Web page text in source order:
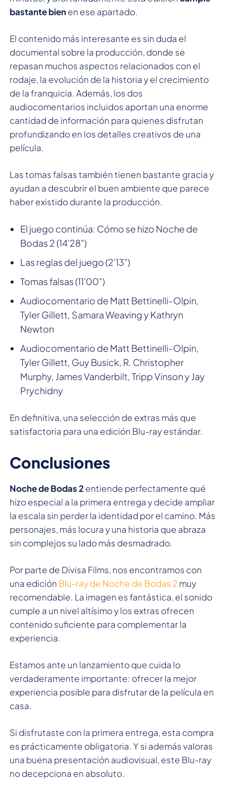
bastante bienen ese apartado.
El contenido más interesante es sin duda el
documental sobre la producción, donde se
repasan muchos aspectos relacionados con el
rodaje, la evolución de la historia y el crecimiento
de la franquicia. Además, los dos
audiocomentarios incluidos aportan una enorme
cantidad de información para quienes disfrutan
profundizando en los detalles creativos de una
película.
Las tomas falsas también tienen bastante gracia y
ayudan a descubrir el buen ambiente que parece
haber existido durante la producción.
El juego continúa: Cómo se hizo Noche de
Bodas 2 (14'28")
Las reglas del juego (2'13")
Tomas falsas (11'00")
Audiocomentario de Matt Bettinelli-Olpin,
Tyler Gillett, Samara Weaving y Kathryn
Newton
Audiocomentario de Matt Bettinelli-Olpin,
Tyler Gillett, Guy Busick, R. Christopher
Murphy, James Vanderbilt, Tripp Vinson y Jay
Prychidny
En definitiva, una selección de extras más que
satisfactoria para una edición Blu-ray estándar.
Conclusiones
Noche de Bodas 2entiende perfectamente qué
hizo especial a la primera entrega y decide ampliar
la escala sin perder la identidad por el camino. Más
personajes, más locura y una historia que abraza
sin complejos su lado más desmadrado.
Por parte de Divisa Films, nos encontramos con
una edición Blu-ray de Noche de Bodas 2 muy
recomendable. La imagen es fantástica, el sonido
cumple a un nivel altísimo y los extras ofrecen
contenido suficiente para complementar la
experiencia.
Estamos ante un lanzamiento que cuida lo
verdaderamente importante: ofrecer la mejor
experiencia posible para disfrutar de la película en
casa.
Si disfrutaste con la primera entrega, esta compra
es prácticamente obligatoria. Y si además valoras
una buena presentación audiovisual, este Blu-ray
no decepciona en absoluto.